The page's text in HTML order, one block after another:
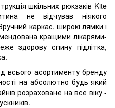
шкільних рюкзаків Kite
не відчував ніякого
каркас, широкі лямки і
кращими лікарями-
здорову спину підлітка,
всього асортименту бренду
на абсолютно будь-який
розраховане на все віку -